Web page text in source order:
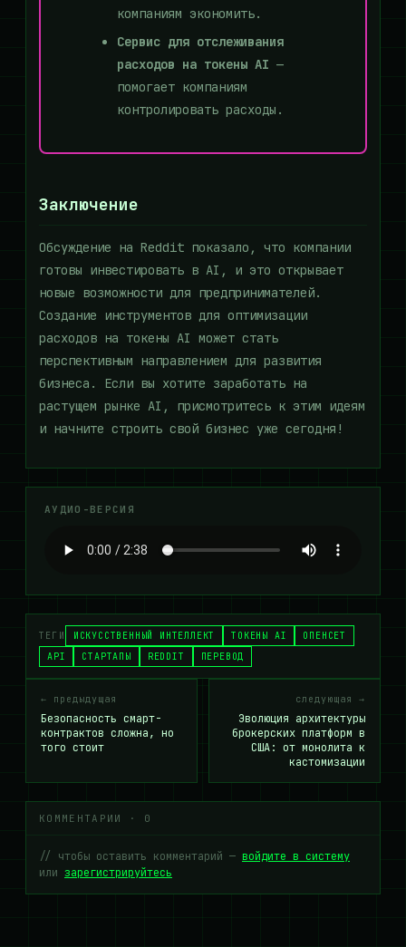
компаниям экономить.
Сервис для отслеживания
расходов на токены AI —
помогает компаниям
контролировать расходы.
Заключение
Обсуждение на Reddit показало, что компании
готовы инвестировать в AI, и это открывает
новые возможности для предпринимателей.
Создание инструментов для оптимизации
расходов на токены AI может стать
перспективным направлением для развития
бизнеса. Если вы хотите заработать на
растущем рынке AI, присмотритесь к этим идеям
и начните строить свой бизнес уже сегодня!
АУДИО-ВЕРСИЯ
ТЕГИ ИСКУССТВЕННЫЙ ИНТЕЛЛЕКТ ТОКЕНЫ AI
ОПЕНСЕТ
API
СТАРТАПЫ REDDIT ПЕРЕВОД
← предыдущая
Безопасность смарт-
контрактов сложна, но
того стоит
следующая →
Эволюция архитектуры
брокерских платформ в
США: от монолита к
кастомизации
КОММЕНТАРИИ · 0
// чтобы оставить комментарий — войдите в систему
или зарегистрируйтесь